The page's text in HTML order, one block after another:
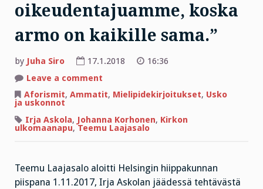
oikeudentajuamme, koska
armo on kaikille sama.”
by Juha Siro 17.1.2018
16:36
Leave a comment
Laajasalo:
”Armo
oikeudentajuamme,
koska
armo
Aforismit, Ammatit, Mielipidekirjoitukset, Usko
ja uskonnot
Irja Askola, Johanna Korhonen, Kirkon
ulkomaanapu,Teemu Laajasalo
Teemu Laajasalo aloitti Helsingin hiippakunnan
piispana 1.11.2017, Irja Askolan jäädessä tehtävästä